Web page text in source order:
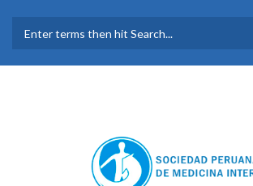
FORMULARIO DE
BÚSQUEDA